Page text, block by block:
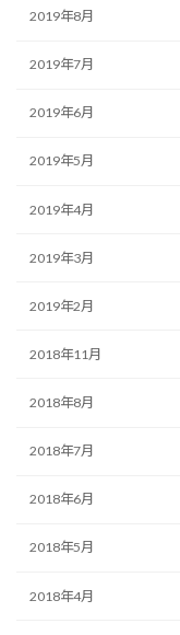
2019年8月
2019年7月
2019年6月
2019年5月
2019年4月
2019年3月
2019年2月
2018年11月
2018年8月
2018年7月
2018年6月
2018年5月
2018年4月